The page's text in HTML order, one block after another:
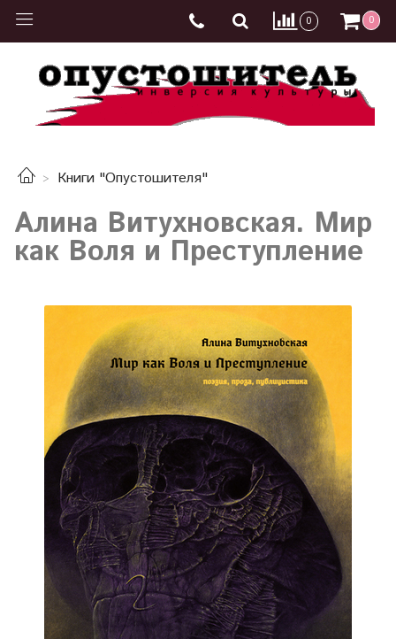
0 0
Книги "Опустошителя"
Алина Витухновская. Мир
как Воля и Преступление